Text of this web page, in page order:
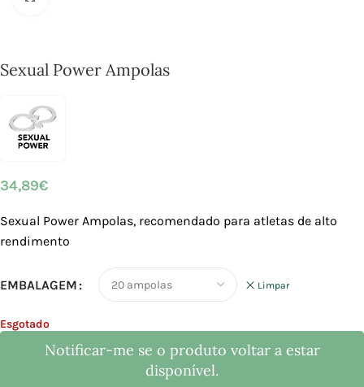
Sexual Power Ampolas
34,89€
Sexual Power Ampolas, recomendado para atletas de alto
rendimento
EMBALAGEM Limpar
Esgotado
Notificar-me se o produto voltar a estar
disponível.